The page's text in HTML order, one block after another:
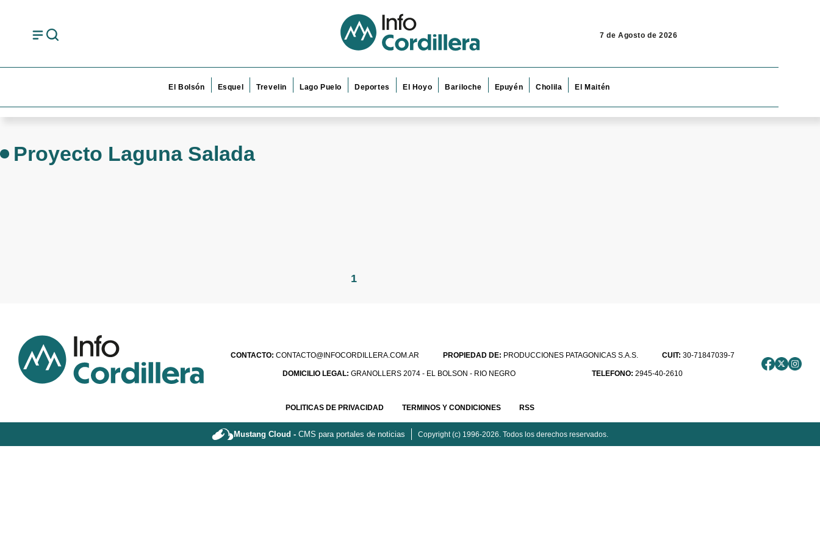
7 de Agosto de 2026
El Bolsón Esquel Trevelin Lago Puelo Deportes El Hoyo Bariloche Epuyén Cholila El Maitén
Proyecto Laguna Salada
1
CONTACTO: CONTACTO@INFOCORDILLERA.COM.AR PROPIEDAD DE: PRODUCCIONES PATAGONICAS S.A.S. CUIT: 30-71847039-7
DOMICILIO LEGAL:GRANOLLERS 2074 - EL BOLSON - RIO NEGRO TELEFONO: 2945-40-2610
POLITICAS DE PRIVACIDAD TERMINOS Y CONDICIONES RSS
Mustang Cloud - CMS para portales de noticias Copyright (c) 1996-2026. Todos los derechos reservados.